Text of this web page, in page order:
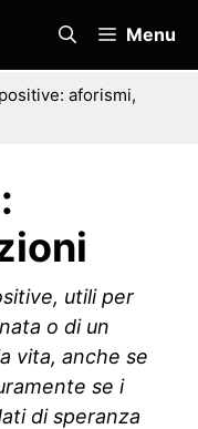
Menu
aforismi,
utili per
o di un
vita, anche se
se i
di speranza